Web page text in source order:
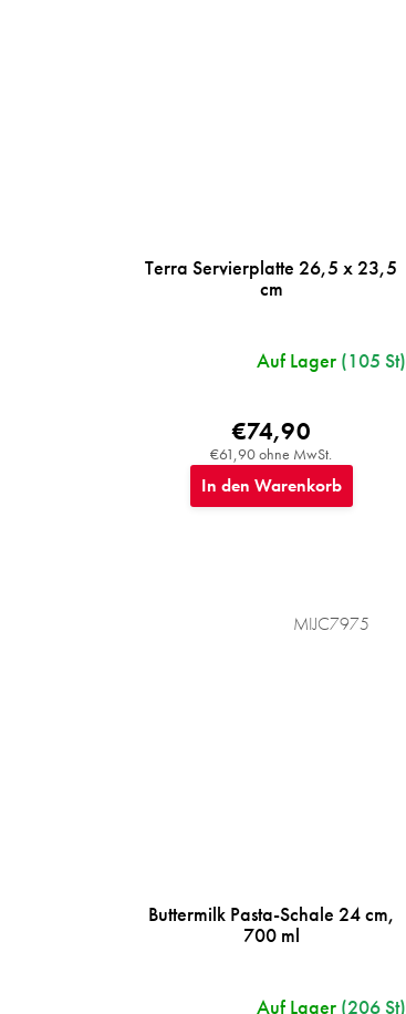
Terra Servierplatte 26,5 x 23,5
cm
Auf Lager (105 St)
€61,90 ohne MwSt.
€74,90
In den Warenkorb
Buttermilk Pasta-Schale 24 cm,
700 ml
Auf Lager (206 St)
MIJC7975